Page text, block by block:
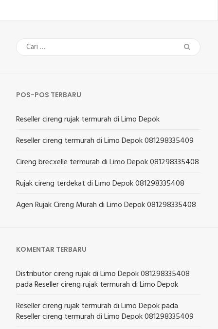
Cari
untuk:
POS-POS TERBARU
Reseller cireng rujak termurah di Limo Depok
Reseller cireng termurah di Limo Depok 081298335409
Cireng brecxelle termurah di Limo Depok 081298335408
Rujak cireng terdekat di Limo Depok 081298335408
Agen Rujak Cireng Murah di Limo Depok 081298335408
KOMENTAR TERBARU
Distributor cireng rujak di Limo Depok 081298335408
padaReseller cireng rujak termurah di Limo Depok
Reseller cireng rujak termurah di Limo Depokpada
Reseller cireng termurah di Limo Depok 081298335409